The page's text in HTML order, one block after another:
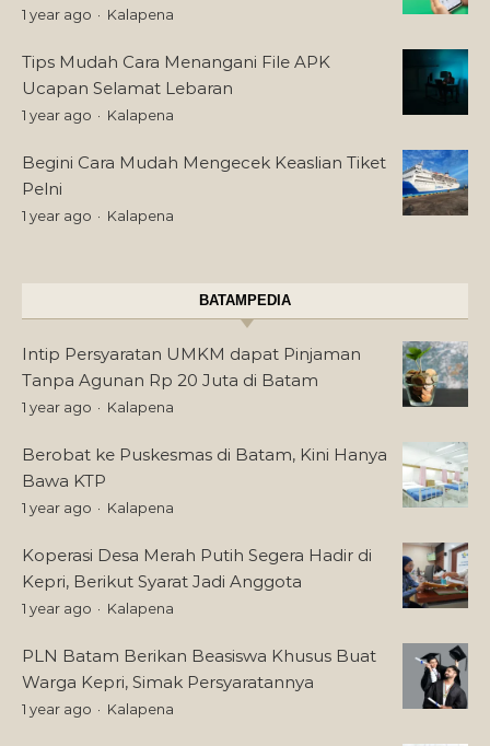
1 year ago Kalapena
Tips Mudah Cara Menangani File APK
Ucapan Selamat Lebaran
1 year ago Kalapena
Begini Cara Mudah Mengecek Keaslian Tiket
Pelni
1 year ago Kalapena
BATAMPEDIA
Intip Persyaratan UMKM dapat Pinjaman
Tanpa Agunan Rp 20 Juta di Batam
1 year ago Kalapena
Berobat ke Puskesmas di Batam, Kini Hanya
Bawa KTP
1 year ago Kalapena
Koperasi Desa Merah Putih Segera Hadir di
Kepri, Berikut Syarat Jadi Anggota
1 year ago Kalapena
PLN Batam Berikan Beasiswa Khusus Buat
Warga Kepri, Simak Persyaratannya
1 year ago Kalapena